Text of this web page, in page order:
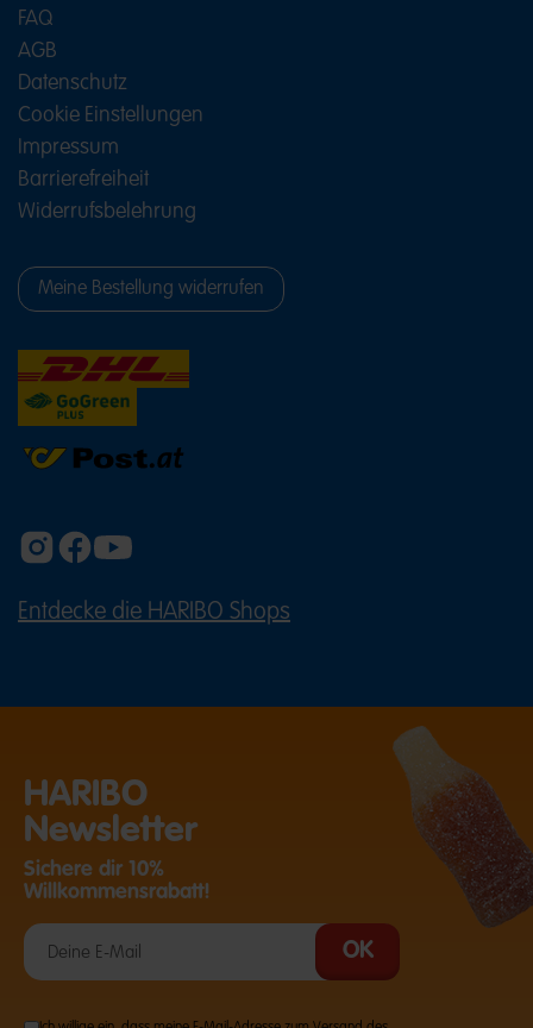
FAQ
AGB
Datenschutz
Cookie Einstellungen
Impressum
Barrierefreiheit
Widerrufsbelehrung
Meine Bestellung widerrufen
Entdecke die HARIBO Shops
HARIBO
Newsletter
Sichere dir 10%
Willkommensrabatt!